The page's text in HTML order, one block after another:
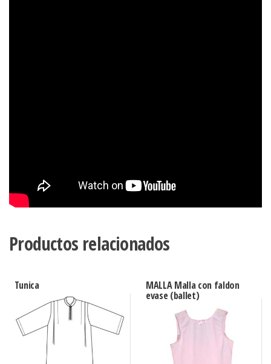
Productos relacionados
Tunica MALLA Malla con faldon
evase (ballet)